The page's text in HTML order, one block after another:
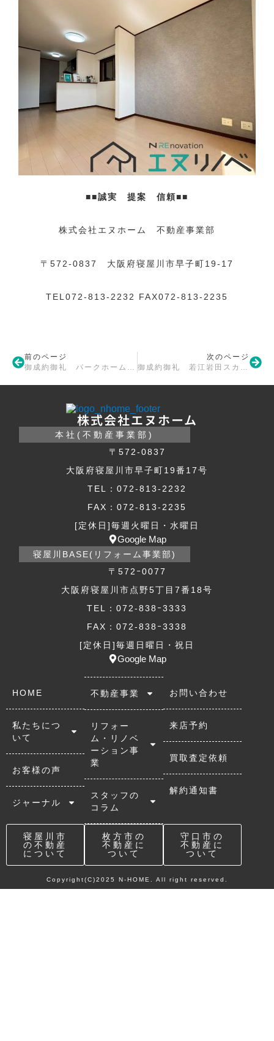
■■誠実 提案 信頼■■
株式会社エヌホーム 不動産事業部
〒572-0837 大阪府寝屋川市早子町19-17
TEL072-813-2232 FAX072-813-2235
前のページ
次のページ
株式会社エヌホーム
本社(不動産事業部)
〒572-0837
大阪府寝屋川市早子町19番17号
TEL：072-813-2232
FAX：072-813-2235
[定休日]毎週火曜日・水曜日
Google Map
寝屋川BASE(リフォーム事業部)
〒572ｰ0077
大阪府寝屋川市点野5丁目7番18号
TEL：072-838ｰ3333
FAX：072-838ｰ3338
[定休日]毎週日曜日・祝日
Google Map
HOME
私たちにつ
いて
お客様の声
ジャーナル
不動産事業
リフォー
ム・リノベ
ーション事
業
スタッフの
コラム
お問い合わせ
来店予約
買取査定依頼
解約通知書
寝屋川市
の不動産
について
枚方市の
不動産に
ついて
守口市の
不動産に
ついて
Copyright(C)2025 N-HOME. All right reserved.